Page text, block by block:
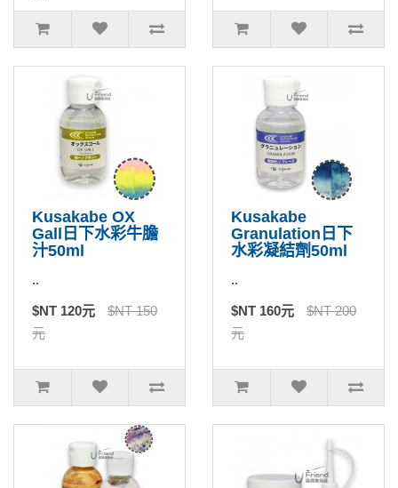
Kusakabe OX
Gall日下水彩牛膽
汁50ml
..
$NT 120元
$NT 150
元
Kusakabe
Granulation日下
水彩凝結劑50ml
..
$NT 160元
$NT 200
元